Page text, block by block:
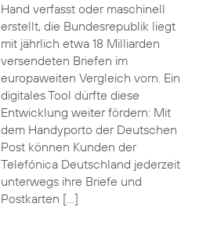
Hand verfasst oder maschinell
erstellt, die Bundesrepublik liegt
mit jährlich etwa 18 Milliarden
versendeten Briefen im
europaweiten Vergleich vorn. Ein
digitales Tool dürfte diese
Entwicklung weiter fördern: Mit
dem Handyporto der Deutschen
Post können Kunden der
Telefónica Deutschland jederzeit
unterwegs ihre Briefe und
Postkarten […]